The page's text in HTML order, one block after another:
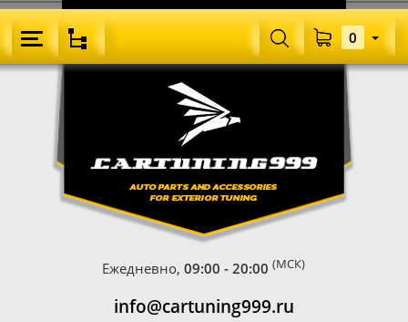
Ежедневно,09:00 - 20:00 (МСК)
info@cartuning999.ru
0